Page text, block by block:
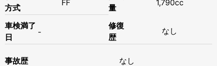
方式
FF
量
1,790cc
車検満了
日
-
修復
歴
なし
事故歴 なし